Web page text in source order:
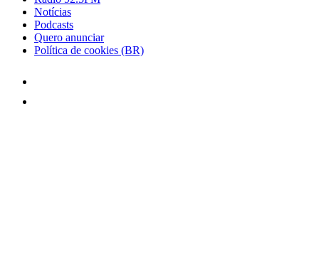
Notícias
Podcasts
Quero anunciar
Política de cookies (BR)